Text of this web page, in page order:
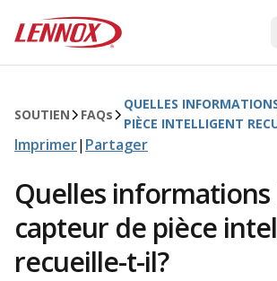
Lennox
SOUTIEN FAQs
QUELLES
PIÈCE INTELLIGENT
Imprimer| Partager
Quelles informations
capteur de pièce
recueille-t-il?